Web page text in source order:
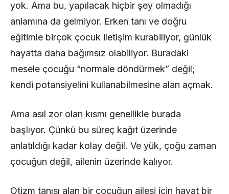
yok. Ama bu, yapılacak hiçbir şey olmadığı
anlamına da gelmiyor. Erken tanı ve doğru
eğitimle birçok çocuk iletişim kurabiliyor, günlük
hayatta daha bağımsız olabiliyor. Buradaki
mesele çocuğu “normale döndürmek” değil;
kendi potansiyelini kullanabilmesine alan açmak.
Ama asıl zor olan kısmı genellikle burada
başlıyor. Çünkü bu süreç kağıt üzerinde
anlatıldığı kadar kolay değil. Ve yük, çoğu zaman
çocuğun değil, ailenin üzerinde kalıyor.
Otizm tanısı alan bir çocuğun ailesi için hayat bir